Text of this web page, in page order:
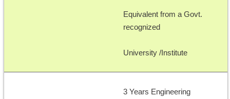
Equivalent from a Govt.
recognized
University /Institute
3 Years Engineering